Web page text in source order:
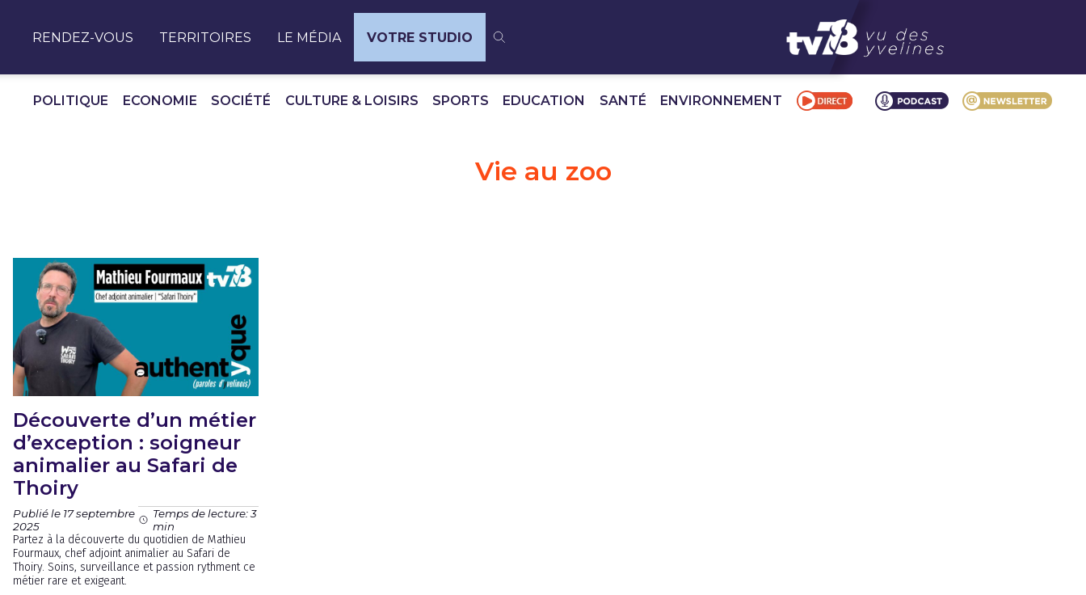
RENDEZ-VOUS TERRITOIRES LE MÉDIA VOTRE STUDIO
POLITIQUE ECONOMIE SOCIÉTÉ CULTURE & LOISIRS SPORTS EDUCATION SANTÉ ENVIRONNEMENT
Vie au zoo
Découverte d’un métier
d’exception : soigneur
animalier au Safari de
Thoiry
Publié le 17 septembre
2025
Temps de lecture: 3
min
Partez à la découverte du quotidien de Mathieu
Fourmaux, chef adjoint animalier au Safari de
Thoiry. Soins, surveillance et passion rythment ce
métier rare et exigeant.